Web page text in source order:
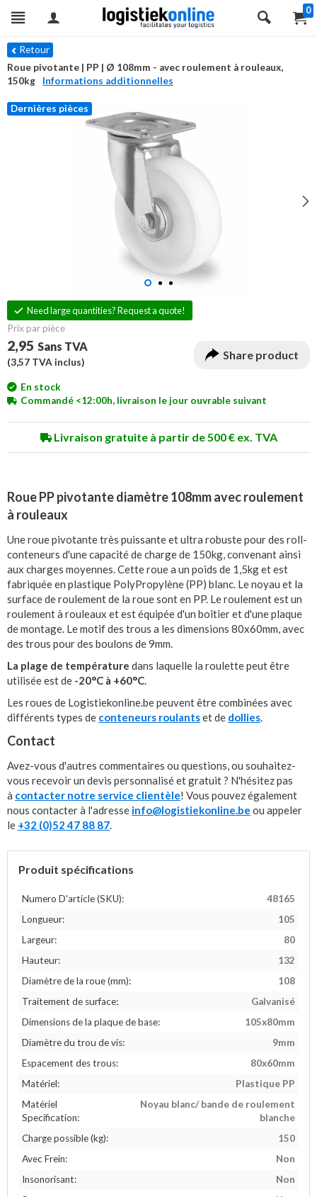
0
Retour
Roue pivotante | PP | Ø 108mm - avec roulement à rouleaux,
150kg
Informations additionnelles
Dernières pièces
Prix ​​par pièce
2,95 Sans TVA
(3,57 TVA inclus)
Need large quantities? Request a quote!
Share product
En stock
Commandé <12:00h, livraison le jour ouvrable suivant
Livraison gratuite à partir de 500 € ex. TVA
Roue PP pivotante diamètre 108mm avec roulement
à rouleaux
Une roue pivotante très puissante et ultra robuste pour des roll-
conteneurs d'une capacité de charge de 150kg, convenant ainsi
aux charges moyennes. Cette roue a un poids de 1,5kg et est
fabriquée en plastique PolyPropylène (PP) blanc. Le noyau et la
surface de roulement de la roue sont en PP. Le roulement est un
roulement à rouleaux et est équipée d'un boîtier et d'une plaque
de montage. Le motif des trous a les dimensions 80x60mm, avec
des trous pour des boulons de 9mm.
La plage de température dans laquelle la roulette peut être
utilisée est de -20°C à +60°C.
Les roues de Logistiekonline.be peuvent être combinées avec
différents types de conteneurs roulantset de dollies.
Contact
Avez-vous d'autres commentaires ou questions, ou souhaitez-
vous recevoir un devis personnalisé et gratuit ? N'hésitez pas
à contacter notre service clientèle! Vous pouvez également
nous contacter à l'adresse info@logistiekonline.be ou appeler
le +32 (0)52 47 88 87.
Produit spécifications
Numero D'article (SKU):
48165
Longueur:
105
Largeur:
80
Hauteur:
132
Diamètre de la roue (mm):
108
Traitement de surface:
Galvanisé
Dimensions de la plaque de base:
105x80mm
Diamètre du trou de vis:
9mm
Espacement des trous:
80x60mm
Matériel:
Plastique PP
Matériel
Specification:
Noyau blanc/ bande de roulement
blanche
Charge possible (kg):
150
Avec Frein:
Non
Insonorisant:
Non